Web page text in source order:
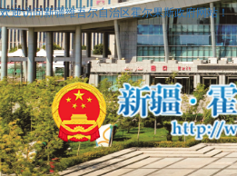
欢迎访问新疆维吾尔自治区霍尔果斯政府网站！